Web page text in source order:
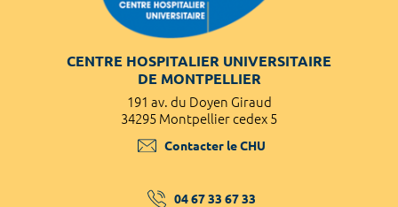
CENTRE HOSPITALIER UNIVERSITAIRE
DE MONTPELLIER
191 av. du Doyen Giraud
34295 Montpellier cedex 5
Contacter le CHU
04 67 33 67 33